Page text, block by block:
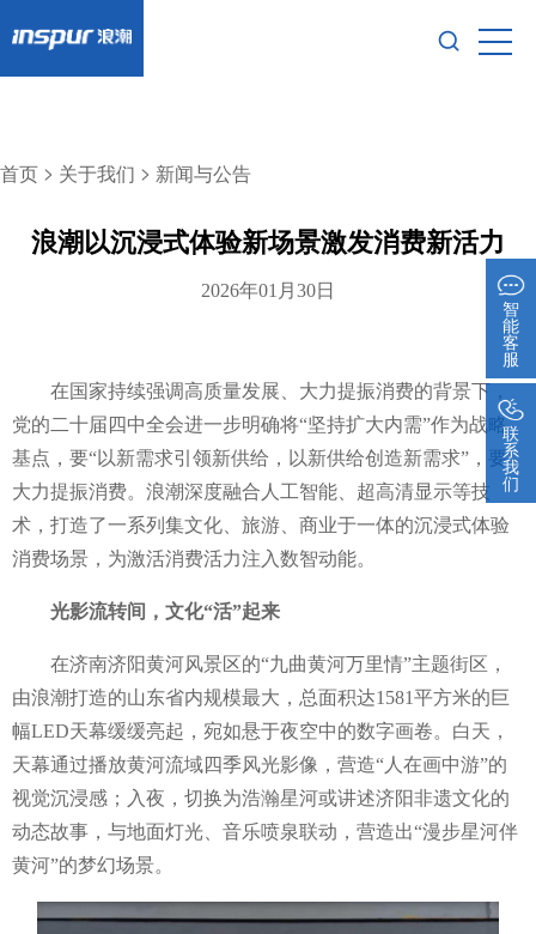
首页 > 关于我们 > 新闻与公告
浪潮以沉浸式体验新场景激发消费新活力
2026年01月30日
在国家持续强调高质量发展、大力提振消费的背景下，
党的二十届四中全会进一步明确将“坚持扩大内需”作为战略
基点，要“以新需求引领新供给，以新供给创造新需求”，要
大力提振消费。浪潮深度融合人工智能、超高清显示等技
术，打造了一系列集文化、旅游、商业于一体的沉浸式体验
消费场景，为激活消费活力注入数智动能。
光影流转间，文化“活”起来
在济南济阳黄河风景区的“九曲黄河万里情”主题街区，
由浪潮打造的山东省内规模最大，总面积达1581平方米的巨
幅LED天幕缓缓亮起，宛如悬于夜空中的数字画卷。白天，
天幕通过播放黄河流域四季风光影像，营造“人在画中游”的
视觉沉浸感；入夜，切换为浩瀚星河或讲述济阳非遗文化的
动态故事，与地面灯光、音乐喷泉联动，营造出“漫步星河伴
黄河”的梦幻场景。
智
能
客
服
联
系
我
们